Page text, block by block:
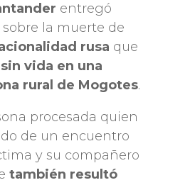
entregó
la muerte de
rusa que
sin vida en una
rural de Mogotes.
procesada quien
de un encuentro
y su compañero
también resultó